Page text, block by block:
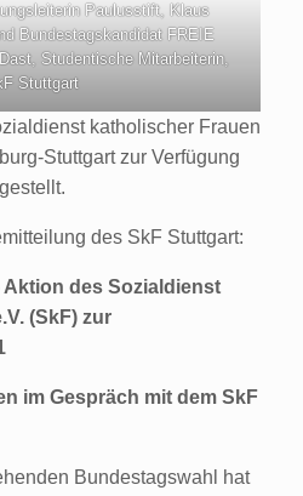
Paulusstift, Klaus
Bundestagskandidat FREIE
Studentische Mitarbeiterin,
Stuttgart
katholischer Frauen
Stuttgart zur Verfügung
gestellt.
des SkF Stuttgart:
Aktion des Sozialdienst
(SkF) zur
im Gespräch mit dem SkF
Bundestagswahl hat